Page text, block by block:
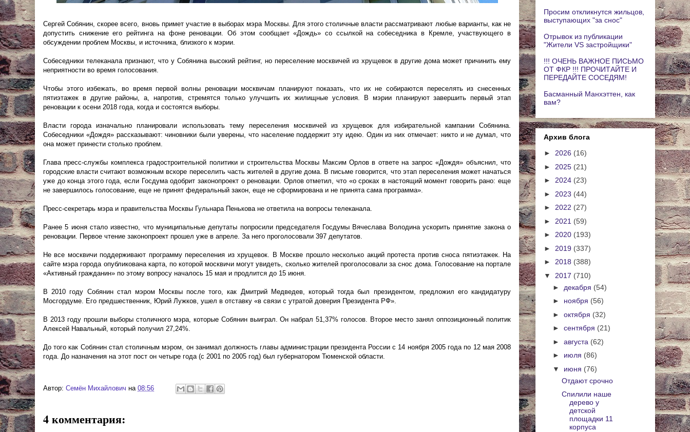
Сергей Собянин, скорее всего, вновь примет участие в выборах мэра Москвы. Для этого столичные власти рассматривают любые варианты, как не
допустить снижение его рейтинга на фоне реновации. Об этом сообщает «Дождь» со ссылкой на собеседника в Кремле, участвующего в
обсуждении проблем Москвы, и источника, близкого к мэрии.
Собеседники телеканала признают, что у Собянина высокий рейтинг, но переселение москвичей из хрущевок в другие дома может причинить ему
неприятности во время голосования.
Чтобы этого избежать, во время первой волны реновации москвичам планируют показать, что их не собираются переселять из снесенных
пятиэтажек в другие районы, а, напротив, стремятся только улучшить их жилищные условия. В мэрии планируют завершить первый этап
реновации к осени 2018 года, когда и состоятся выборы.
Власти города изначально планировали использовать тему переселения москвичей из хрущевок для избирательной кампании Собянина.
Собеседники «Дождя» рассказывают: чиновники были уверены, что население поддержит эту идею. Один из них отмечает: никто и не думал, что
она может принести столько проблем.
Глава пресс-службы комплекса градостроительной политики и строительства Москвы Максим Орлов в ответе на запрос «Дождя» объяснил, что
городские власти считают возможным вскоре переселить часть жителей в другие дома. В письме говорится, что этап переселения может начаться
уже до конца этого года, если Госдума одобрит законопроект о реновации. Орлов отметил, что «о сроках в настоящий момент говорить рано: еще
не завершилось голосование, еще не принят федеральный закон, еще не сформирована и не принята сама программа».
Пресс-секретарь мэра и правительства Москвы Гульнара Пенькова не ответила на вопросы телеканала.
Ранее 5 июня стало известно, что муниципальные депутаты попросили председателя Госдумы Вячеслава Володина ускорить принятие закона о
реновации. Первое чтение законопроект прошел уже в апреле. За него проголосовали 397 депутатов.
Не все москвичи поддерживают программу переселения из хрущевок. В Москве прошло несколько акций протеста против сноса пятиэтажек. На
сайте мэра города опубликована карта, по которой москвичи могут увидеть, сколько жителей проголосовали за снос дома. Голосование на портале
«Активный гражданин» по этому вопросу началось 15 мая и продлится до 15 июня.
В 2010 году Собянин стал мэром Москвы после того, как Дмитрий Медведев, который тогда был президентом, предложил его кандидатуру
Мосгордуме. Его предшественник, Юрий Лужков, ушел в отставку «в связи с утратой доверия Президента РФ».
В 2013 году прошли выборы столичного мэра, которые Собянин выиграл. Он набрал 51,37% голосов. Второе место занял оппозиционный политик
Алексей Навальный, который получил 27,24%.
До того как Собянин стал столичным мэром, он занимал должность главы администрации президента России с 14 ноября 2005 года по 12 мая 2008
года​. До назначения на этот пост он четыре года (с 2001 по 2005 год) был губернатором Тюменской области.
Автор: Cемён Михайлович на 08:56
4 комментария:
Просим откликнутся жильцов,
выступающих "за снос"
Отрывок из публикации
"Жители VS застройщики"
!!! ОЧЕНЬ ВАЖНОЕ ПИСЬМО
ОТ ФКР !!! ПРОЧИТАЙТЕ И
ПЕРЕДАЙТЕ СОСЕДЯМ!
Басманный Манхэттен, как
вам?
Архив блога
► 2026 (16)
► 2025 (21)
► 2024 (23)
► 2023 (44)
► 2022 (27)
► 2021 (59)
► 2020 (193)
► 2019 (337)
► 2018 (388)
▼ 2017 (710)
► декабря (54)
► ноября (56)
► октября (32)
► сентября (21)
► августа (62)
► июля (86)
▼ июня (76)
Отдают срочно
Спилили наше
дерево у
детской
площадки 11
корпуса